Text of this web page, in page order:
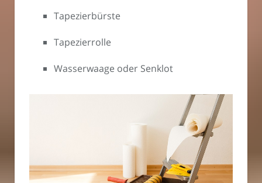
Tapezierbürste
Tapezierrolle
Wasserwaage oder Senklot